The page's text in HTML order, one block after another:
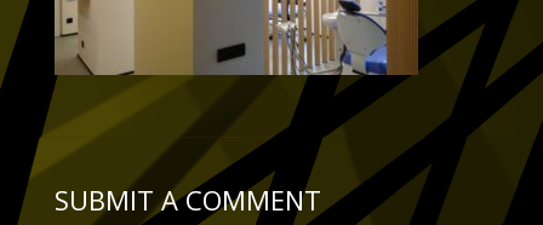
SUBMIT A COMMENT